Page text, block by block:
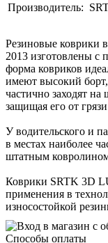
Производитель:
Резиновые коврики
2013 изготовлены с
форма ковриков
имеют высокий
частично заходят
защищая его от
У водительского и
в местах наиболее
штатным
Коврики SRTK 3D
применения в
износостойкой
Способы оплаты